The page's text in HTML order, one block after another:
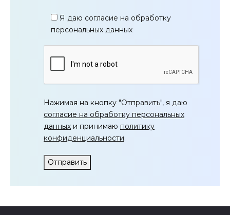
Я даю согласие на обработку
персональных данных
Нажимая на кнопку "Отправить", я даю
согласие на обработку персональных
данных и принимаю политику
конфиденциальности.
Отправить